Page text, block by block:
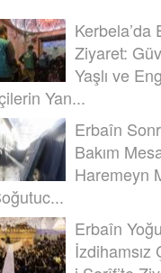
Kerbela’da
Ziyaret:
Yaşlı ve
Yan...
Erbaîn
Bakım
Haremeyn
Erbaîn
İzdihamsız